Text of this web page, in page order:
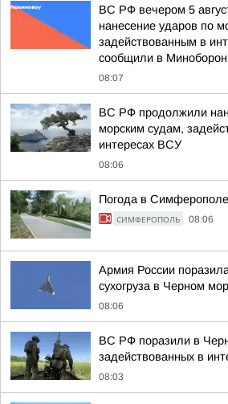
ВС РФ вечером 5
нанесение ударов по
задействованным в
сообщили в
08:07
ВС РФ продолжили
морским судам,
интересах ВСУ
08:06
Погода в Симферополе
СИМФЕРОПОЛЬ 08:06
Армия России
сухогруза в Черном
08:06
ВС РФ поразили в
задействованных в
08:03